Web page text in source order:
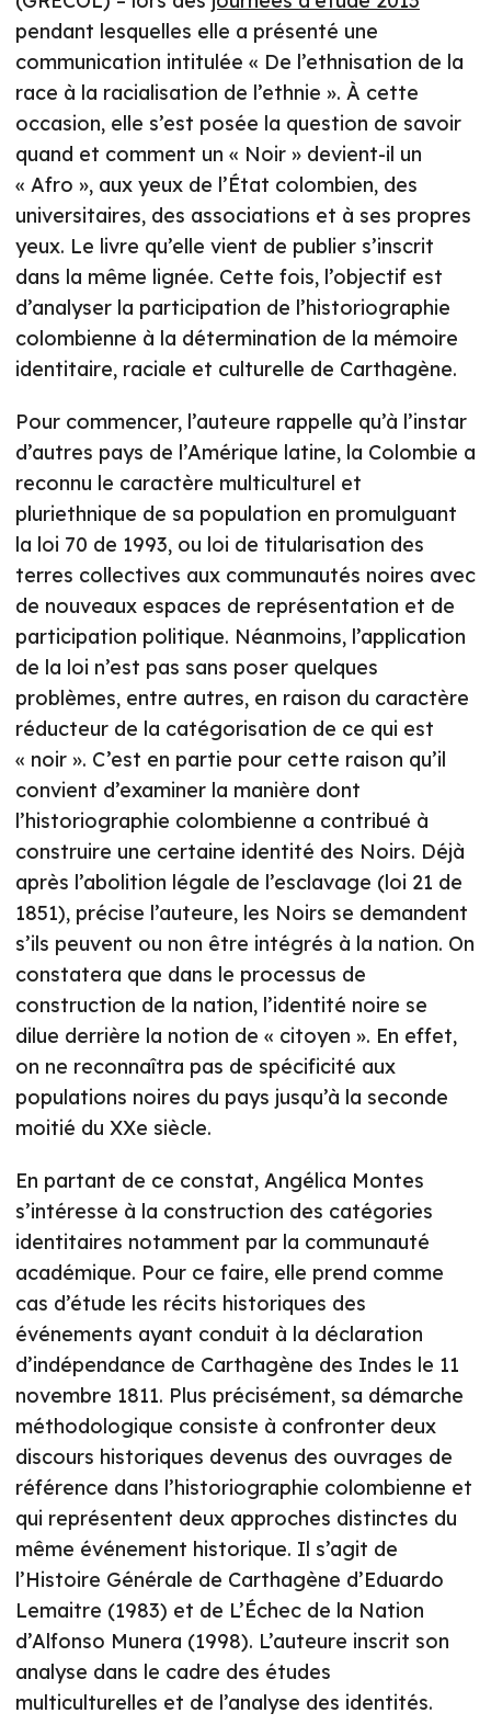
pendant lesquelles elle a présenté une
communication intitulée « De l’ethnisation de la
race à la racialisation de l’ethnie ». À cette
occasion, elle s’est posée la question de savoir
quand et comment un « Noir » devient-il un
« Afro », aux yeux de l’État colombien, des
universitaires, des associations et à ses propres
yeux. Le livre qu’elle vient de publier s’inscrit
dans la même lignée. Cette fois, l’objectif est
d’analyser la participation de l’historiographie
colombienne à la détermination de la mémoire
identitaire, raciale et culturelle de Carthagène.
Pour commencer, l’auteure rappelle qu’à l’instar
d’autres pays de l’Amérique latine, la Colombie a
reconnu le caractère multiculturel et
pluriethnique de sa population en promulguant
la loi 70 de 1993, ou loi de titularisation des
terres collectives aux communautés noires avec
de nouveaux espaces de représentation et de
participation politique. Néanmoins, l’application
de la loi n’est pas sans poser quelques
problèmes, entre autres, en raison du caractère
réducteur de la catégorisation de ce qui est
« noir ». C’est en partie pour cette raison qu’il
convient d’examiner la manière dont
l’historiographie colombienne a contribué à
construire une certaine identité des Noirs. Déjà
après l’abolition légale de l’esclavage (loi 21 de
1851), précise l’auteure, les Noirs se demandent
s’ils peuvent ou non être intégrés à la nation. On
constatera que dans le processus de
construction de la nation, l’identité noire se
dilue derrière la notion de « citoyen ». En effet,
on ne reconnaîtra pas de spécificité aux
populations noires du pays jusqu’à la seconde
moitié du XXe siècle.
En partant de ce constat, Angélica Montes
s’intéresse à la construction des catégories
identitaires notamment par la communauté
académique. Pour ce faire, elle prend comme
cas d’étude les récits historiques des
événements ayant conduit à la déclaration
d’indépendance de Carthagène des Indes le 11
novembre 1811. Plus précisément, sa démarche
méthodologique consiste à confronter deux
discours historiques devenus des ouvrages de
référence dans l’historiographie colombienne et
qui représentent deux approches distinctes du
même événement historique. Il s’agit de
l’Histoire Générale de Carthagène d’Eduardo
Lemaitre (1983) et de L’Échec de la Nation
d’Alfonso Munera (1998). L’auteure inscrit son
analyse dans le cadre des études
multiculturelles et de l’analyse des identités.